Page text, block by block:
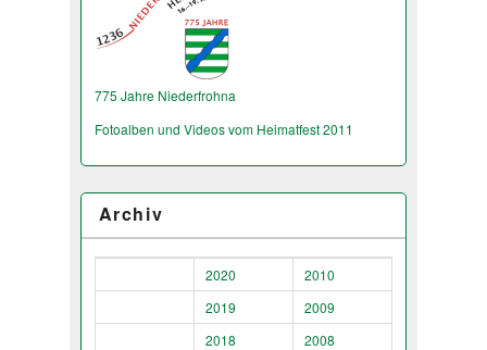
775 Jahre Niederfrohna
Fotoalben und Videos vom Heimatfest 2011
Archiv
2020
2010
2019
2009
2018
2008